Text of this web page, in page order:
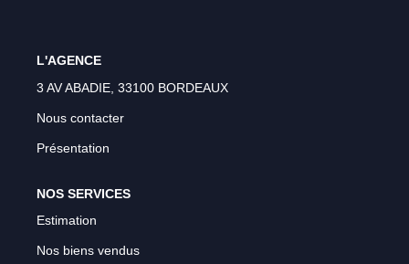
L'AGENCE
3 AV ABADIE, 33100 BORDEAUX
Nous contacter
Présentation
NOS SERVICES
Estimation
Nos biens vendus